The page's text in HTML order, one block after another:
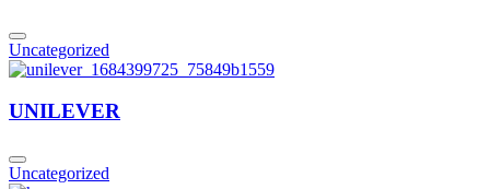
Uncategorized
UNILEVER
Uncategorized